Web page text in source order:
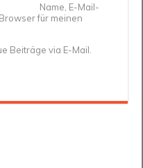
Name, E-Mail-
für meinen
Beiträge via E-Mail.